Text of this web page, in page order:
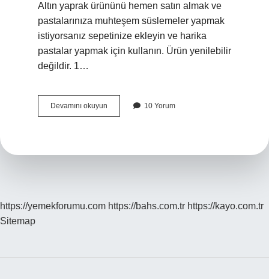
Altın yaprak ürününü hemen satın almak ve
pastalarınıza muhteşem süslemeler yapmak
istiyorsanız sepetinize ekleyin ve harika
pastalar yapmak için kullanın. Ürün yenilebilir
değildir. 1…
Devamını okuyun
Varak
10 Yorum
https://yemekforumu.com https://bahs.com.tr https://kayo.com.tr
Sitemap